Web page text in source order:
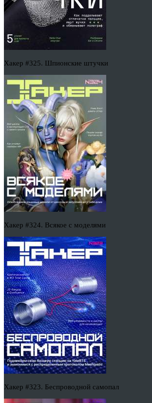
Хакер #325. Шпионские штучки
Хакер #324. Всякое с моделями
Хакер #323. Беспроводной самопал